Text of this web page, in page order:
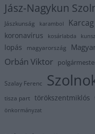
Jász-Nagykun
Jászkunság karambol Karcag
koronavírus kosárlabda
lopás magyarország
Orbán Viktor
Szalay Ferenc
tisza part törökszentmiklós
önkormányzat